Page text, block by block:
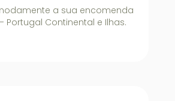
a sua encomenda
Portugal Continental e Ilhas.